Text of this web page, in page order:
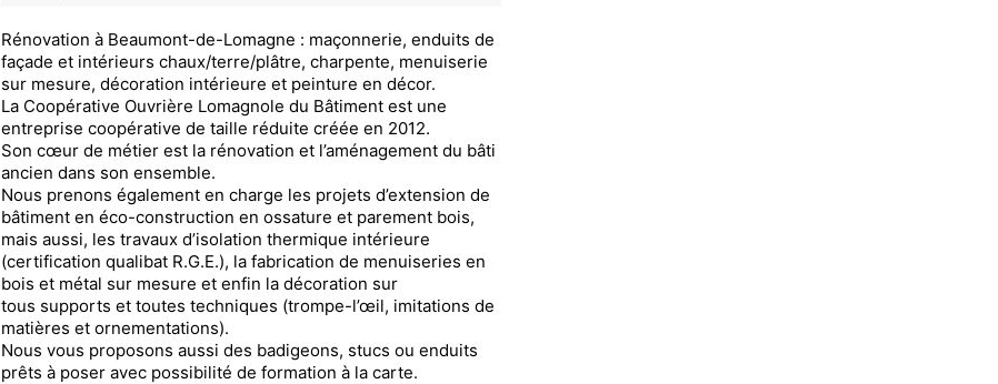
Rénovation à Beaumont-de-Lomagne : maçonnerie, enduits de
façade et intérieurs chaux/terre/plâtre, charpente, menuiserie
sur mesure, décoration intérieure et peinture en décor.
La Coopérative Ouvrière Lomagnole du Bâtiment est une
entreprise coopérative de taille réduite créée en 2012.
Son cœur de métier est la rénovation et l’aménagement du bâti
ancien dans son ensemble.
Nous prenons également en charge les projets d’extension de
bâtiment en éco-construction en ossature et parement bois,
mais aussi, les travaux d’isolation thermique intérieure
(certification qualibat R.G.E.), la fabrication de menuiseries en
bois et métal sur mesure et enfin la décoration sur
tous supports et toutes techniques (trompe-l’œil, imitations de
matières et ornementations).
Nous vous proposons aussi des badigeons, stucs ou enduits
prêts à poser avec possibilité de formation à la carte.